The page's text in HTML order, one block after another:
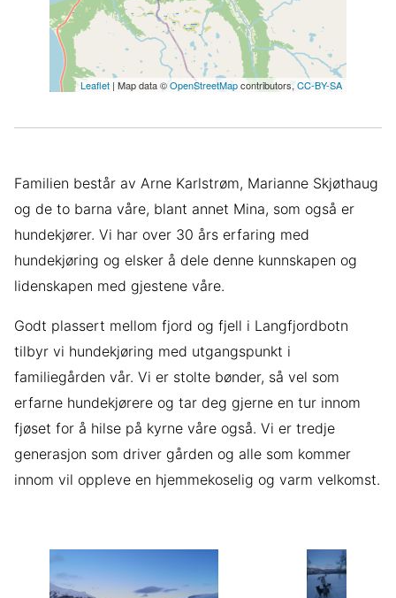
Leaflet | Map data ©OpenStreetMapcontributors,CC-BY-SA
Familien består av Arne Karlstrøm, Marianne Skjøthaug
og de to barna våre, blant annet Mina, som også er
hundekjører. Vi har over 30 års erfaring med
hundekjøring og elsker å dele denne kunnskapen og
lidenskapen med gjestene våre.
Godt plassert mellom fjord og fjell i Langfjordbotn
tilbyr vi hundekjøring med utgangspunkt i
familiegården vår. Vi er stolte bønder, så vel som
erfarne hundekjørere og tar deg gjerne en tur innom
fjøset for å hilse på kyrne våre også. Vi er tredje
generasjon som driver gården og alle som kommer
innom vil oppleve en hjemmekoselig og varm velkomst.